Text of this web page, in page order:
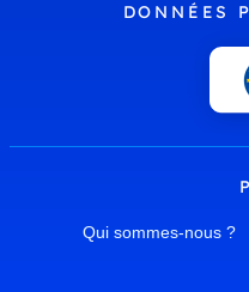
DONNÉES
Qui sommes-nous ?